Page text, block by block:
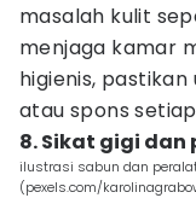
masalah kulit
menjaga kamar
higienis,
atau spons
8. Sikat gigi
ilustrasi sabun dan
(pexels.com/